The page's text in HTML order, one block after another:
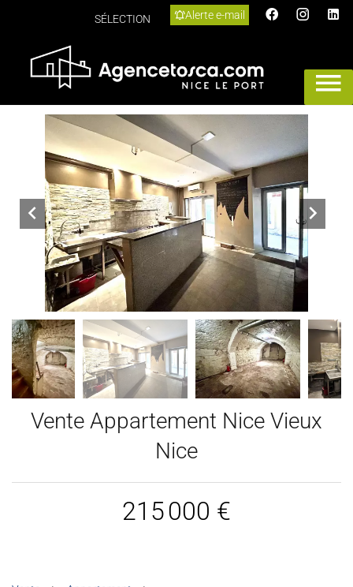
SÉLECTION Alerte e-mail
Vente Appartement Nice Vieux
Nice
215 000 €